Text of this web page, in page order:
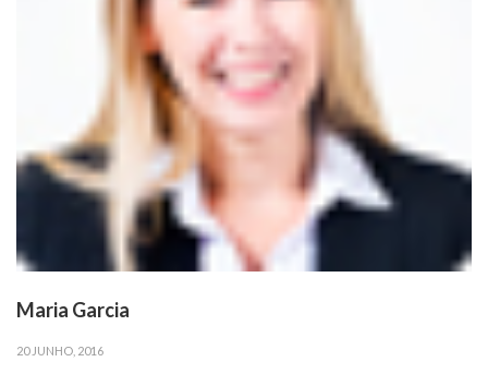
Maria Garcia
20 JUNHO, 2016